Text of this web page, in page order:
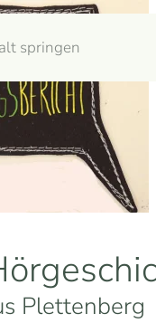
springen
Plettenberg